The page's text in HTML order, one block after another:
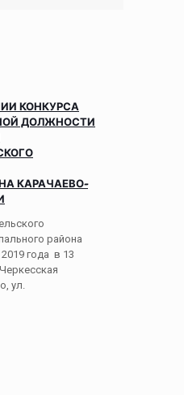
КОНКУРСА
ДОЛЖНОСТИ
КАРАЧАЕВО-
района
года в 13
ул.